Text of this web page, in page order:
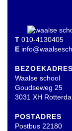
T 010-4130405
E
BEZOEKADRES
Waalse school
Goudseweg 25
3031 XH
POSTADRES
Postbus 22180